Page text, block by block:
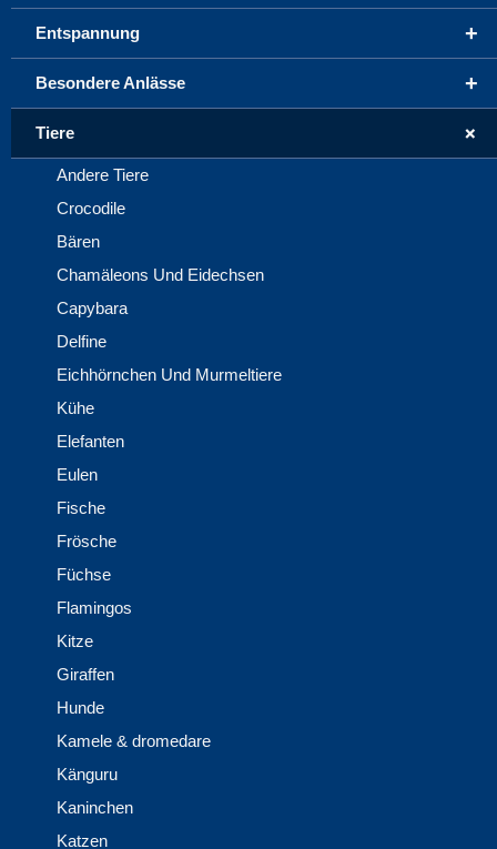
+
Entspannung
+
Besondere Anlässe
+
Tiere
Andere Tiere
Crocodile
Bären
Chamäleons Und Eidechsen
Capybara
Delfine
Eichhörnchen Und Murmeltiere
Kühe
Elefanten
Eulen
Fische
Frösche
Füchse
Flamingos
Kitze
Giraffen
Hunde
Kamele & dromedare
Känguru
Kaninchen
Katzen